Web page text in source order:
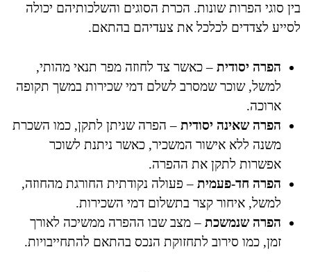
בין סוגי הפרות שונות. הכרת הסוגים והשלכותיהם יכולה
לסייע לצדדים לכלכל את צעדיהם בהתאם.
הפרה יסודית – כאשר צד לחוזה מפר תנאי מהותי,
למשל, שוכר שמסרב לשלם דמי שכירות במשך תקופה
ארוכה.
הפרה שאינה יסודית – הפרה שניתן לתקן, כמו השכרת
משנה ללא אישור המשכיר, כאשר ניתנת לשוכר
אפשרות לתקן את ההפרה.
הפרה חד-פעמית – פעולה נקודתית החורגת מהחוזה,
למשל, איחור קצר בתשלום דמי השכירות.
הפרה שנמשכת – מצב שבו ההפרה ממשיכה לאורך
זמן, כמו סירוב לתחזוקת הנכס בהתאם להתחייבויות.